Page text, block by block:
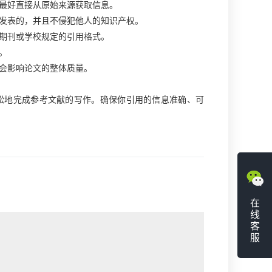
直接从原始来源获取信息。
的，并且不侵犯他人的知识产权。
或学校规定的引用格式。
响论文的整体质量。
完成参考文献的写作。确保你引用的信息准确、可
在
线
客
服